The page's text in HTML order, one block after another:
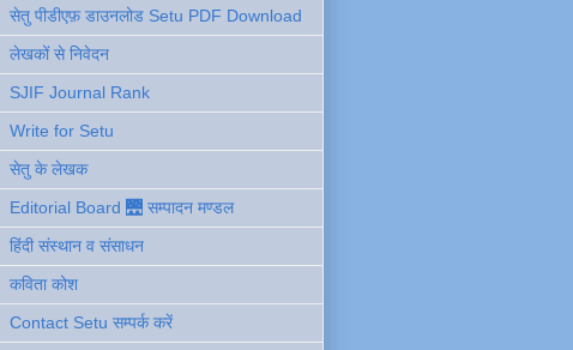
सेतु पीडीएफ़ डाउनलोड Setu PDF Download
लेखकों से निवेदन
SJIF Journal Rank
Write for Setu
सेतु के लेखक
Editorial Board 🌉 सम्पादन मण्डल
हिंदी संस्थान व संसाधन
कविता कोश
Contact Setu सम्पर्क करें